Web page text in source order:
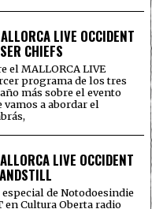
LIVE OCCIDENT
CHIEFS
el MALLORCA LIVE
programa de los tres
más sobre el evento
a abordar el
LIVE OCCIDENT
de Notodoesindie
en Cultura Oberta radio